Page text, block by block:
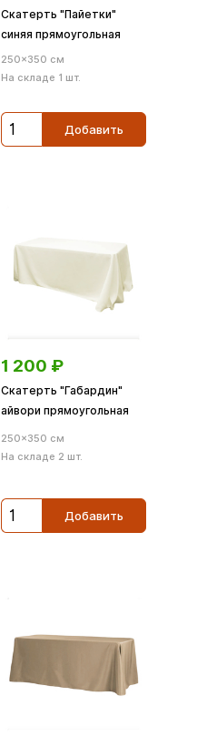
Скатерть "Пайетки"
синяя прямоугольная
250×350 см
На складе 1 шт.
Добавить
1 200 ₽
Скатерть "Габардин"
айвори прямоугольная
250×350 см
На складе 2 шт.
Добавить